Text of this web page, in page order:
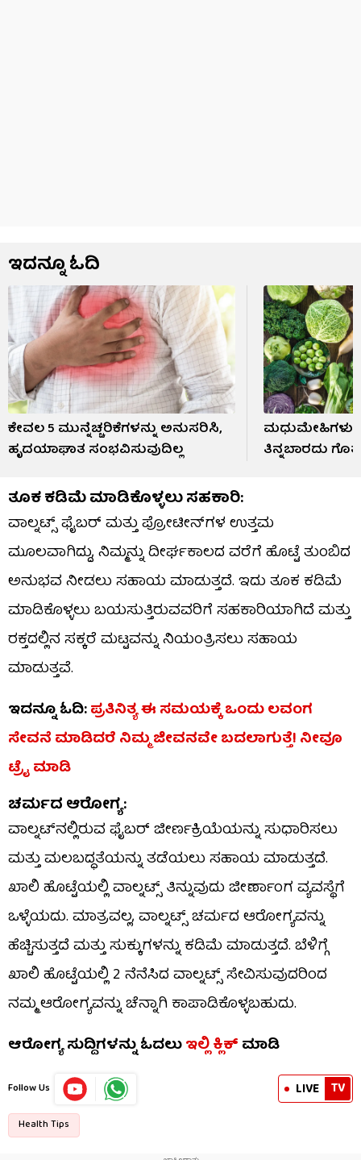
ಇದನ್ನೂ ಓದಿ
ಕೇವಲ 5 ಮುನ್ನೆಚ್ಚರಿಕೆಗಳನ್ನು ಅನುಸರಿಸಿ,
ಹೃದಯಾಘಾತ ಸಂಭವಿಸುವುದಿಲ್ಲ
ಮಧುಮೇಹಿಗಳು
ತಿನ್ನಬಾರದು
ತೂಕ ಕಡಿಮೆ ಮಾಡಿಕೊಳ್ಳಲು ಸಹಕಾರಿ:
ವಾಲ್ನಟ್ಸ್ ಫೈಬರ್ ಮತ್ತು ಪ್ರೋಟೀನ್‌ಗಳ ಉತ್ತಮ
ಮೂಲವಾಗಿದ್ದು, ನಿಮ್ಮನ್ನು ದೀರ್ಘಕಾಲದ ವರೆಗೆ ಹೊಟ್ಟೆ ತುಂಬಿದ
ಅನುಭವ ನೀಡಲು ಸಹಾಯ ಮಾಡುತ್ತದೆ. ಇದು ತೂಕ ಕಡಿಮೆ
ಮಾಡಿಕೊಳ್ಳಲು ಬಯಸುತ್ತಿರುವವರಿಗೆ ಸಹಕಾರಿಯಾಗಿದೆ ಮತ್ತು
ರಕ್ತದಲ್ಲಿನ ಸಕ್ಕರೆ ಮಟ್ಟವನ್ನು ನಿಯಂತ್ರಿಸಲು ಸಹಾಯ
ಮಾಡುತ್ತವೆ.
ಇದನ್ನೂ ಓದಿ:ಪ್ರತಿನಿತ್ಯ ಈ ಸಮಯಕ್ಕೆ ಒಂದು ಲವಂಗ
ಸೇವನೆ ಮಾಡಿದರೆ ನಿಮ್ಮ ಜೀವನವೇ ಬದಲಾಗುತ್ತೆ! ನೀವೂ
ಟ್ರೈ ಮಾಡಿ
ಚರ್ಮದ ಆರೋಗ್ಯ:
ವಾಲ್ನಟ್‌ನಲ್ಲಿರುವ ಫೈಬರ್ ಜೀರ್ಣಕ್ರಿಯೆಯನ್ನು ಸುಧಾರಿಸಲು
ಮತ್ತು ಮಲಬದ್ಧತೆಯನ್ನು ತಡೆಯಲು ಸಹಾಯ ಮಾಡುತ್ತದೆ.
ಖಾಲಿ ಹೊಟ್ಟೆಯಲ್ಲಿ ವಾಲ್ನಟ್ಸ್ ತಿನ್ನುವುದು ಜೀರ್ಣಾಂಗ ವ್ಯವಸ್ಥೆಗೆ
ಒಳ್ಳೆಯದು. ಮಾತ್ರವಲ್ಲ, ವಾಲ್ನಟ್ಸ್ ಚರ್ಮದ ಆರೋಗ್ಯವನ್ನು
ಹೆಚ್ಚಿಸುತ್ತದೆ ಮತ್ತು ಸುಕ್ಕುಗಳನ್ನು ಕಡಿಮೆ ಮಾಡುತ್ತದೆ. ಬೆಳಿಗ್ಗೆ
ಖಾಲಿ ಹೊಟ್ಟೆಯಲ್ಲಿ 2 ನೆನೆಸಿದ ವಾಲ್ನಟ್ಸ್ ಸೇವಿಸುವುದರಿಂದ
ನಮ್ಮ ಆರೋಗ್ಯವನ್ನು ಚೆನ್ನಾಗಿ ಕಾಪಾಡಿಕೊಳ್ಳಬಹುದು.
ಆರೋಗ್ಯ ಸುದ್ದಿಗಳನ್ನು ಓದಲುಇಲ್ಲಿ ಕ್ಲಿಕ್ಮಾಡಿ
Follow Us LIVE TV
Health Tips